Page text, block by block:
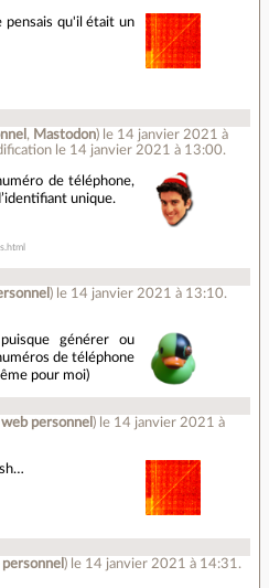
pensais qu'il était un
, Mastodon) le 14 janvier 2021 à
le 14 janvier 2021 à 13:00.
de téléphone,
unique.
) le 14 janvier 2021 à 13:10.
générer ou
de téléphone
pour moi)
personnel ) le 14 janvier 2021 à
) le 14 janvier 2021 à 14:31 .